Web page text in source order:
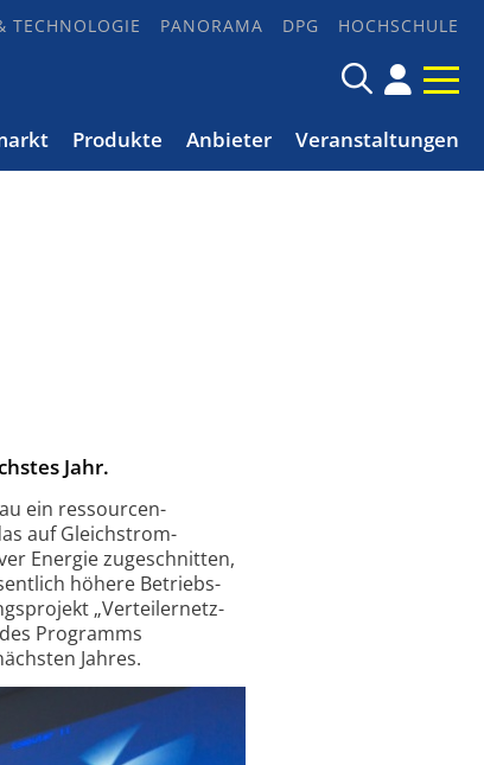
TECHNOLOGIE PANORAMA DPG HOCHSCHULE
Produkte Anbieter Veranstaltungen
Jahr.
ein ressourcen­
auf Gleichstrom­
Energie zugeschnitten,
höhere Betriebs­
„Verteiler­netz-
Programms
Jahres.